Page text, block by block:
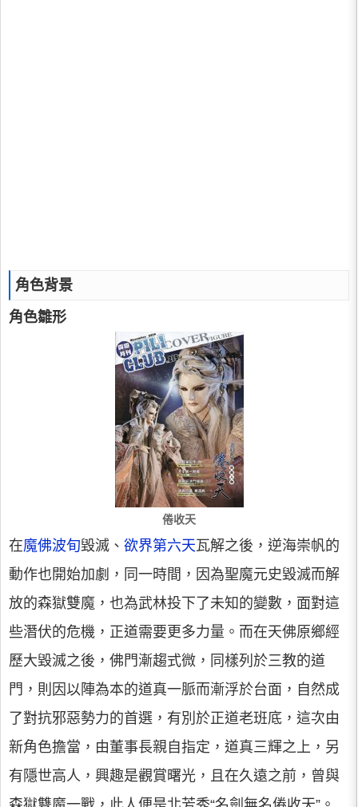
角色背景
角色雛形
倦收天
在魔佛波旬毀滅、 欲界第六天瓦解之後，逆海崇帆的
動作也開始加劇，同一時間，因為聖魔元史毀滅而解
放的森獄雙魔，也為武林投下了未知的變數，面對這
些潛伏的危機，正道需要更多力量。而在天佛原鄉經
歷大毀滅之後，佛門漸趨式微，同樣列於三教的道
門，則因以陣為本的道真一脈而漸浮於台面，自然成
了對抗邪惡勢力的首選，有別於正道老班底，這次由
新角色擔當，由董事長親自指定，道真三輝之上，另
有隱世高人，興趣是觀賞曙光，且在久遠之前，曾與